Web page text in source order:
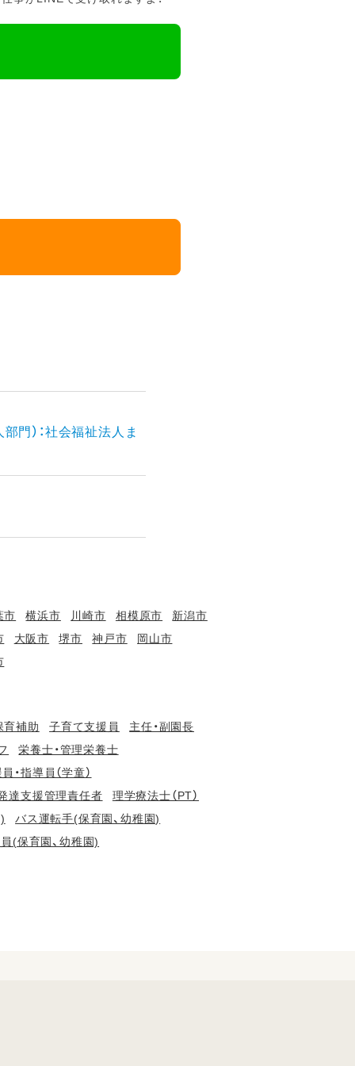
門）：社会福祉法人ま
市 横浜市 川崎市 相模原市
新潟市
大阪市 堺市 神戸市
岡山市
育補助 子育て支援員
主任・副園長
栄養士・管理栄養士
・指導員（学童）
達支援管理責任者
理学療法士（PT）
バス運転手(保育園、幼稚園)
(保育園、幼稚園)